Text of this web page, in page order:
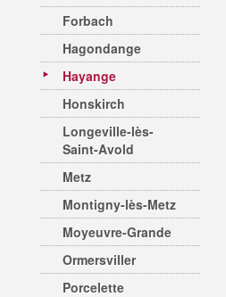
Forbach
Hagondange
Hayange
Honskirch
Longeville-lès-
Saint-Avold
Metz
Montigny-lès-Metz
Moyeuvre-Grande
Ormersviller
Porcelette